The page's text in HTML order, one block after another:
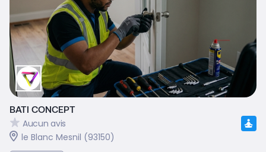
BATI CONCEPT
Aucun avis
le Blanc Mesnil (93150)